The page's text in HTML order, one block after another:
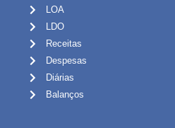
LOA
LDO
Receitas
Despesas
Diárias
Balanços